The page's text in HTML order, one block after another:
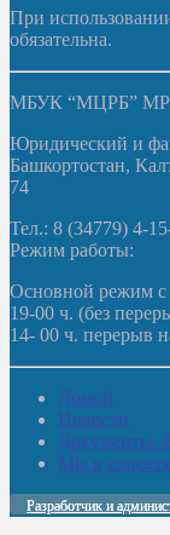
При
обязательна.
МБУК “МЦРБ” МР
Юридический и
Башкортостан,
74
Тел.: 8 (34779) 4-
Режим работы:
Основной режим с
19-00 ч. (без
14- 00 ч. перерыв
Домой
Новости
Документы.
Мы в
Разработчик и